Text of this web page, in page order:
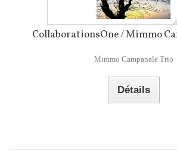
CollaborationsOne / Mimmo
Mimmo Campanale Trio
Détails